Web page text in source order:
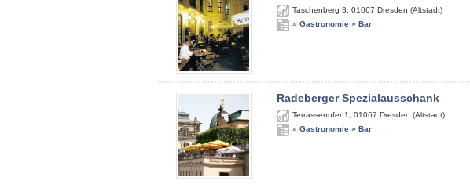
Taschenberg 3 01067 Dresden (Altstadt)
» Gastronomie » Bar
Radeberger Spezialausschank
Terrassenufer 1 01067 Dresden (Altstadt)
» Gastronomie » Bar